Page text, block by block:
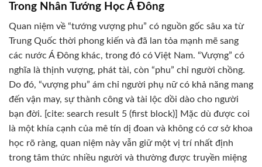
Trong Nhân Tướng Học Á Đông
Quan niệm về “tướng vượng phu” có nguồn gốc sâu xa từ
Trung Quốc thời phong kiến và đã lan tỏa mạnh mẽ sang
các nước Á Đông khác, trong đó có Việt Nam. “Vượng” có
nghĩa là thịnh vượng, phát tài, còn “phu” chỉ người chồng.
Do đó, “vượng phu” ám chỉ người phụ nữ có khả năng mang
đến vận may, sự thành công và tài lộc dồi dào cho người
bạn đời. [cite: search result 5 (first block)] Mặc dù được coi
là một khía cạnh của mê tín dị đoan và không có cơ sở khoa
học rõ ràng, quan niệm này vẫn giữ một vị trí nhất định
trong tâm thức nhiều người và thường được truyền miệng